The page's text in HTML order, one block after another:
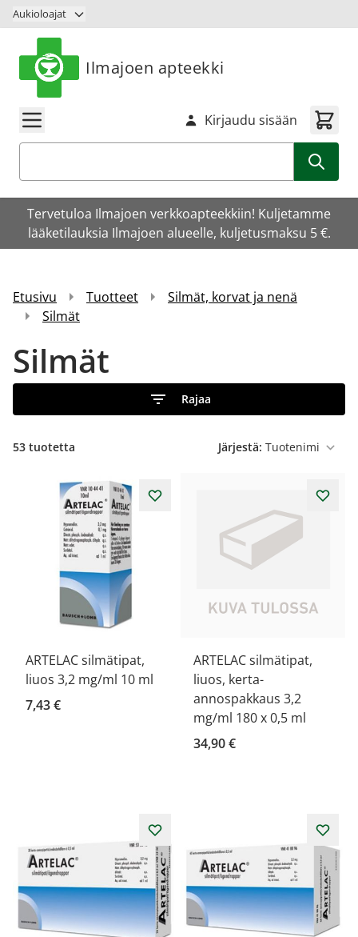
Siirry sisältöön
Aukioloajat
Ilmajoen apteekki
Kirjaudu sisään
Tervetuloa Ilmajoen verkkoapteekkiin! Kuljetamme
lääketilauksia Ilmajoen alueelle, kuljetusmaksu 5 €.
Etusivu Tuotteet
Silmät, korvat ja nenä
Silmät
Silmät
Rajaa
53 tuotetta Järjestä:
ARTELAC silmätipat,
liuos 3,2 mg/ml 10 ml
7,43 €
ARTELAC silmätipat,
liuos, kerta-
annospakkaus 3,2
mg/ml 180 x 0,5 ml
34,90 €